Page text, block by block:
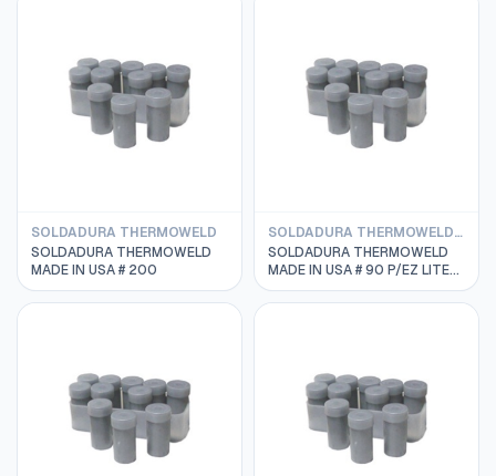
SOLDADURA THERMOWELD
SOLDADURA THERMOWELD
MADE IN USA # 200
SOLDADURA THERMOWELD REMOTO
SOLDADURA THERMOWELD
MADE IN USA # 90 P/EZ LITE
REMOTO